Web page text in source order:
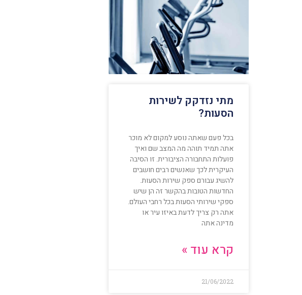
מתי נזדקק לשירות
הסעות?
בכל פעם שאתה נוסע למקום לא מוכר
אתה תמיד תוהה מה המצב שם ואיך
פועלות התחבורה הציבורית. זו הסיבה
העיקרית לכך שאנשים רבים חושבים
להשיג עבורם ספק שירות הסעות.
החדשות הטובות בהקשר זה הן שיש
ספקי שירותי הסעות בכל רחבי העולם.
אתה רק צריך לדעת באיזו עיר או
מדינה אתה
קרא עוד »
21/06/2022